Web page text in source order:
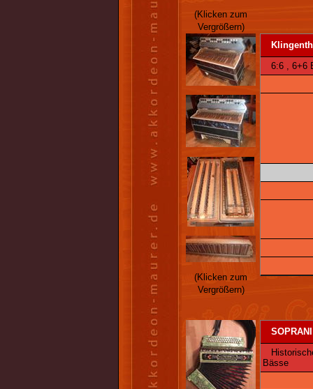
(Klicken zum
Vergrößern)
(Klicken zum
Vergrößern)
6:6 , 6+6
Bässe